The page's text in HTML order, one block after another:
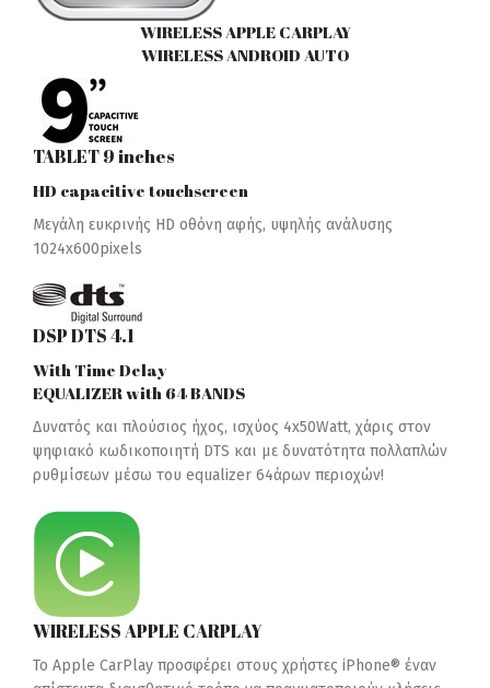
WIRELESS APPLE CARPLAY
WIRELESS ANDROID AUTO
TABLET 9 inches
HD capacitive touchscreen
Μεγάλη ευκρινής HD οθόνη αφής, υψηλής ανάλυσης
1024x600pixels
DSP DTS 4.1
With Time Delay
EQUALIZER with 64 BANDS
Δυνατός και πλούσιος ήχος, ισχύος 4x50Watt, χάρις στον
ψηφιακό κωδικοποιητή DTS και με δυνατότητα πολλαπλών
ρυθμίσεων μέσω του equalizer 64άρων περιοχών!
WIRELESS APPLE CARPLAY
Το Apple CarPlay προσφέρει στους χρήστες iPhone® έναν